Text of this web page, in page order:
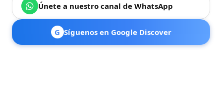
Únete a nuestro canal de WhatsApp
G Síguenos en Google Discover